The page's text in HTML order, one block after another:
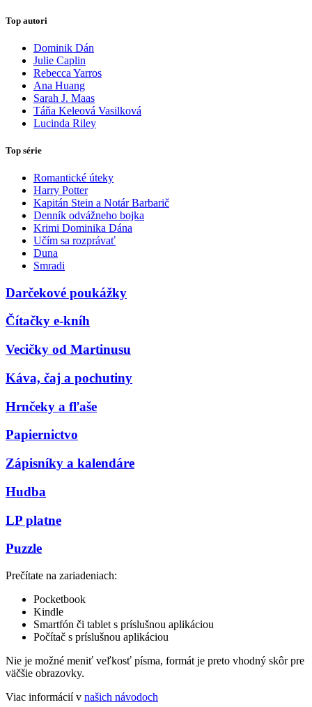
Top autori
Dominik Dán
Julie Caplin
Rebecca Yarros
Ana Huang
Sarah J. Maas
Táňa Keleová Vasilková
Lucinda Riley
Top série
Romantické úteky
Harry Potter
Kapitán Stein a Notár Barbarič
Denník odvážneho bojka
Krimi Dominika Dána
Učím sa rozprávať
Duna
Smradi
Darčekové poukážky
Čítačky e-kníh
Vecičky od Martinusu
Káva, čaj a pochutiny
Hrnčeky a fľaše
Papiernictvo
Zápisníky a kalendáre
Hudba
LP platne
Puzzle
Prečítate na zariadeniach:
Pocketbook
Kindle
Smartfón či tablet s príslušnou aplikáciou
Počítač s príslušnou aplikáciou
Nie je možné meniť veľkosť písma, formát je preto vhodný skôr pre
väčšie obrazovky.
Viac informácií v našich návodoch